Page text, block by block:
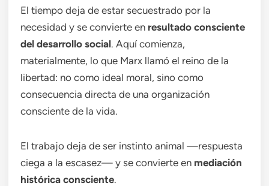
El tiempo deja de estar secuestrado por la
necesidad y se convierte en resultado consciente
del desarrollo social. Aquí comienza,
materialmente, lo que Marx llamó el reino de la
libertad: no como ideal moral, sino como
consecuencia directa de una organización
consciente de la vida.
El trabajo deja de ser instinto animal —respuesta
ciega a la escasez— y se convierte en mediación
histórica consciente.